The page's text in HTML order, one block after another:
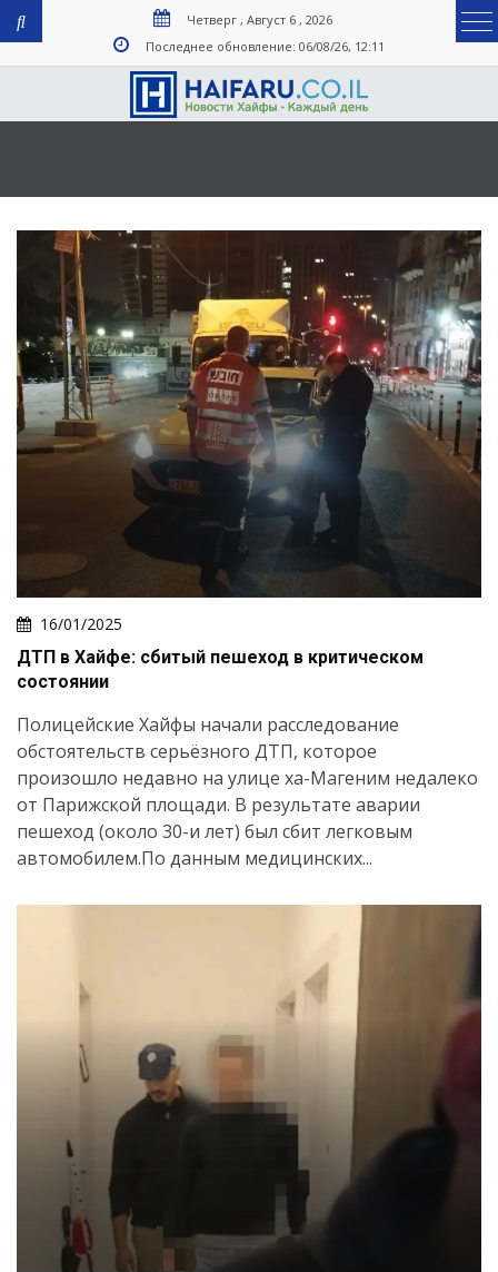
Четверг , Август 6 , 2026
Последнее обновление: 06/08/26, 12:11
16/01/2025
ДТП в Хайфе: сбитый пешеход в критическом
состоянии
Полицейские Хайфы начали расследование
обстоятельств серьёзного ДТП, которое
произошло недавно на улице ха-Магеним недалеко
от Парижской площади. В результате аварии
пешеход (около 30-и лет) был сбит легковым
автомобилем.По данным медицинских...